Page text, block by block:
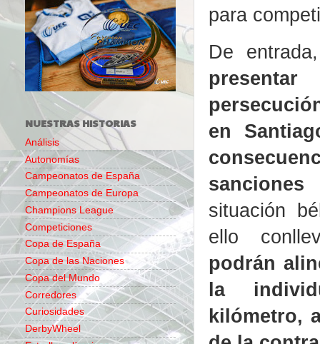
para
De
en
situación
ello
podrán
la
kilómetro,
NUESTRAS HISTORIAS
Análisis
Autonomías
Campeonatos de España
Campeonatos de Europa
Champions League
Competiciones
Copa de España
Copa de las Naciones
Copa del Mundo
Corredores
Curiosidades
DerbyWheel